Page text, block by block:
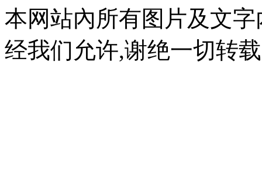
本网站內所有图片及文
经我们允许,谢绝一切转载